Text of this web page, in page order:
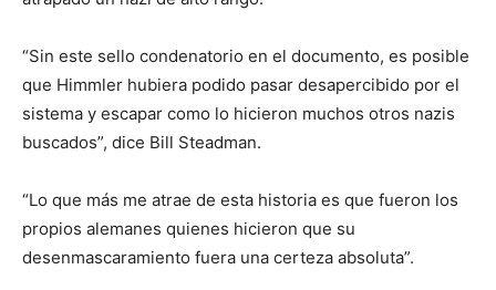
“Sin este sello condenatorio en el documento, es posible
que Himmler hubiera podido pasar desapercibido por el
sistema y escapar como lo hicieron muchos otros nazis
buscados”, dice Bill Steadman.
“Lo que más me atrae de esta historia es que fueron los
propios alemanes quienes hicieron que su
desenmascaramiento fuera una certeza absoluta”.